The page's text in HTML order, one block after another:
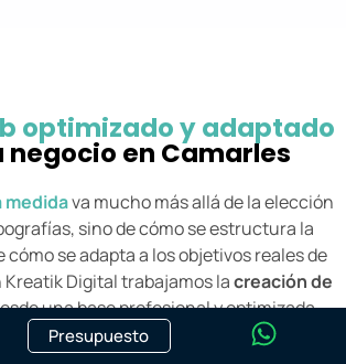
optimizado y adaptado
negocio en Camarles
medidava mucho más allá de la elección
sino de cómo se estructura la
se adapta a los objetivos reales de
Kreatik Digital trabajamos lacreación de
una base profesional y optimizada,
en función de tu sector, tu público y
Presupuesto
DE COOKIES